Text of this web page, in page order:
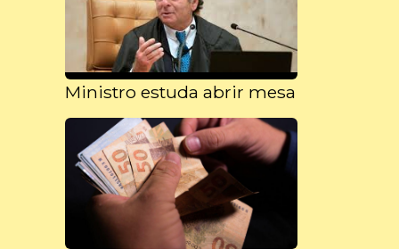
Ministro estuda abrir mesa de